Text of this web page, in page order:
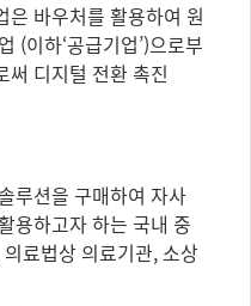
은 바우처를 활용하여 원
(이하‘공급기업’)으로부
써 디지털 전환 촉진
루션을 구매하여 자사
용하고자 하는 국내 중
료법상 의료기관, 소상